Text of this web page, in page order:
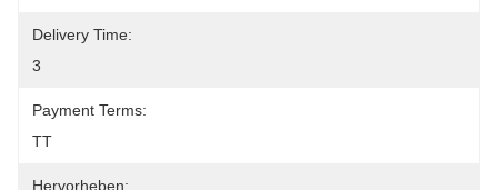
Delivery Time:
3
Payment Terms:
TT
Hervorheben: